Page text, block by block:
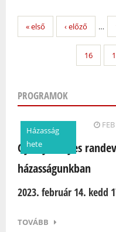
« első ‹ előző …
16
PROGRAMOK
Házasság
hete
Gyertyafényes
házasságunkban
2023. február 14. kedd
TOVÁBB
Oldalak